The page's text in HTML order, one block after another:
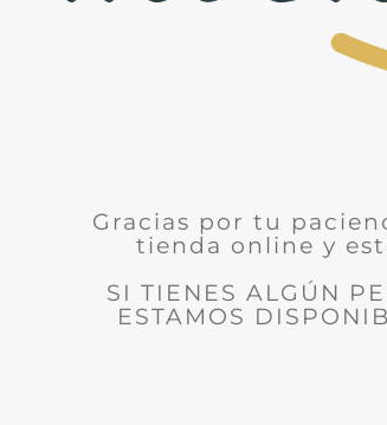
Gracias por tu
tienda online y
SI TIENES ALGÚN
ESTAMOS